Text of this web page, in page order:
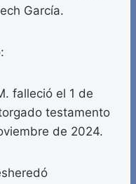
García.
falleció el 1 de
testamento
de 2024.